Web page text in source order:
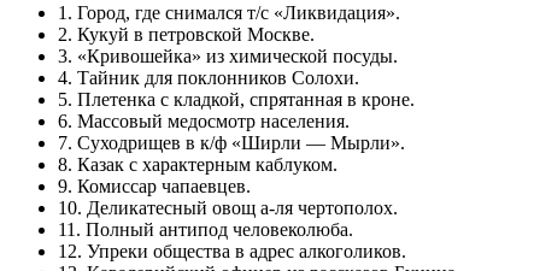
1. Город, где снимался т/с «Ликвидация».
2. Кукуй в петровской Москве.
3. «Кривошейка» из химической посуды.
4. Тайник для поклонников Солохи.
5. Плетенка с кладкой, спрятанная в кроне.
6. Массовый медосмотр населения.
7. Суходрищев в к/ф «Ширли — Мырли».
8. Казак с характерным каблуком.
9. Комиссар чапаевцев.
10. Деликатесный овощ а-ля чертополох.
11. Полный антипод человеколюба.
12. Упреки общества в адрес алкоголиков.